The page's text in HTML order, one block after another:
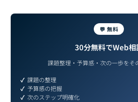
💬 無料
30分無料でWeb相
課題整理・予算感・次の一歩をそ
課題の整理
予算感の把握
次のステップ明確化